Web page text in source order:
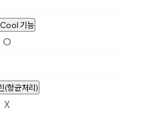
기능
O
(항균처리)
X